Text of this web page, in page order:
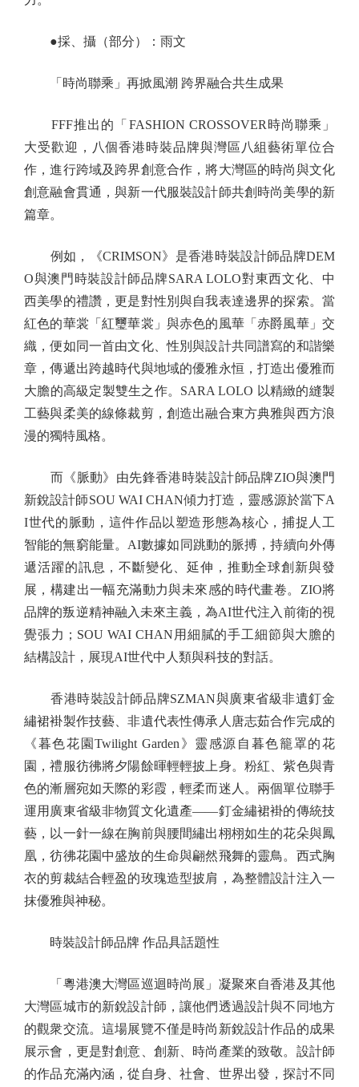
●採、攝（部分）：雨文
「時尚聯乘」再掀風潮 跨界融合共生成果
FFF推出的「FASHION CROSSOVER時尚聯乘」
大受歡迎，八個香港時裝品牌與灣區八組藝術單位合
作，進行跨域及跨界創意合作，將大灣區的時尚與文化
創意融會貫通，與新一代服裝設計師共創時尚美學的新
篇章。
例如，《CRIMSON》是香港時裝設計師品牌DEM
O與澳門時裝設計師品牌SARA LOLO對東西文化、中
西美學的禮讚，更是對性別與自我表達邊界的探索。當
紅色的華裳「紅璽華裳」與赤色的風華「赤爵風華」交
織，便如同一首由文化、性別與設計共同譜寫的和諧樂
章，傳遞出跨越時代與地域的優雅永恒，打造出優雅而
大膽的高級定製雙生之作。SARA LOLO 以精緻的縫製
工藝與柔美的線條裁剪，創造出融合東方典雅與西方浪
漫的獨特風格。
而《脈動》由先鋒香港時裝設計師品牌ZIO與澳門
新銳設計師SOU WAI CHAN傾力打造，靈感源於當下A
I世代的脈動，這件作品以塑造形態為核心，捕捉人工
智能的無窮能量。AI數據如同跳動的脈搏，持續向外傳
遞活躍的訊息，不斷變化、延伸，推動全球創新與發
展，構建出一幅充滿動力與未來感的時代畫卷。ZIO將
品牌的叛逆精神融入未來主義，為AI世代注入前衛的視
覺張力；SOU WAI CHAN用細膩的手工細節與大膽的
結構設計，展現AI世代中人類與科技的對話。
香港時裝設計師品牌SZMAN與廣東省級非遺釘金
繡裙褂製作技藝、非遺代表性傳承人唐志茹合作完成的
《暮色花園Twilight Garden》靈感源自暮色籠罩的花
園，禮服彷彿將夕陽餘暉輕輕披上身。粉紅、紫色與青
色的漸層宛如天際的彩霞，輕柔而迷人。兩個單位聯手
運用廣東省級非物質文化遺產——釘金繡裙褂的傳統技
藝，以一針一線在胸前與腰間繡出栩栩如生的花朵與鳳
凰，彷彿花園中盛放的生命與翩然飛舞的靈鳥。西式胸
衣的剪裁結合輕盈的玫瑰造型披肩，為整體設計注入一
抹優雅與神秘。
時裝設計師品牌 作品具話題性
「粵港澳大灣區巡迴時尚展」凝聚來自香港及其他
大灣區城市的新銳設計師，讓他們透過設計與不同地方
的觀衆交流。這場展覽不僅是時尚新銳設計作品的成果
展示會，更是對創意、創新、時尚產業的致敬。設計師
的作品充滿內涵，從自身、社會、世界出發，探討不同